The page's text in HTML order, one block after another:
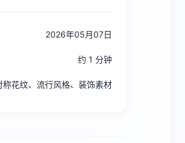
2026年05月07日
约 1 分钟
花纹、流行风格、装饰素材